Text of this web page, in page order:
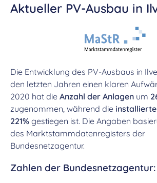
Aktueller PV-Ausbau in
Die Entwicklung des PV-Ausbaus in
den letzten Jahren einen klaren
2020 hat die Anzahl der Anlagen um
zugenommen, während die
221% gestiegen ist. Die Angaben
des Marktstammdatenregisters der
Bundesnetzagentur.
Zahlen der Bundesnetzagentur: